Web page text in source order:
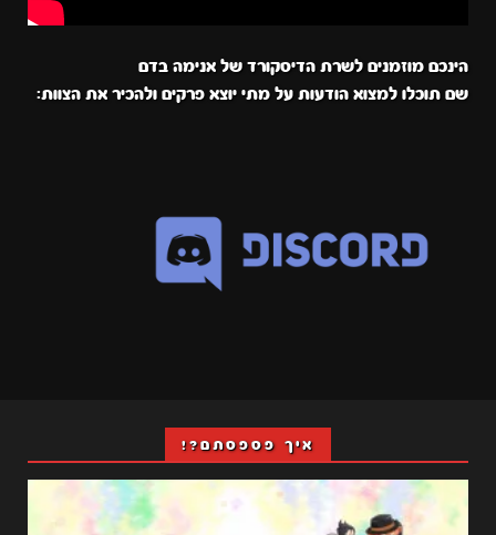
הינכם מוזמנים לשרת הדיסקורד של אנימה בדם
שם תוכלו למצוא הודעות על מתי יוצא פרקים ולהכיר את הצוות:
איך פספסתם?!